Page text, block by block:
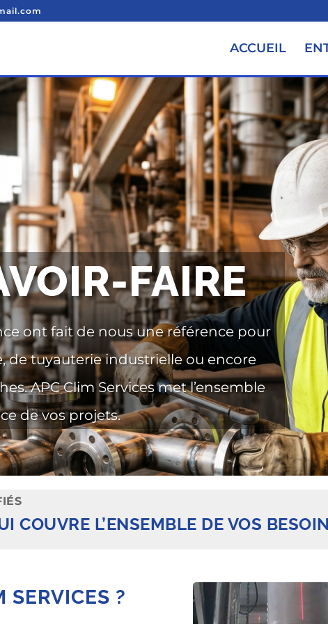
ACCUEIL
FAIRE
ont fait de nous une référence pour
de tuyauterie industrielle ou encore
APC Clim Services met l’ensemble
de vos projets.
COUVRE L’ENSEMBLE DE VOS
SERVICES ?